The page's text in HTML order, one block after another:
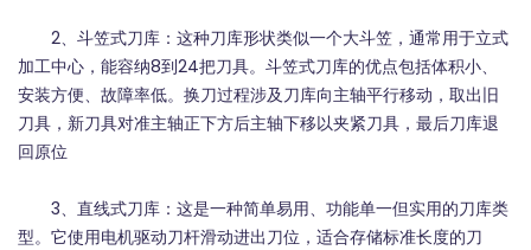
2、斗笠式刀库：这种刀库形状类似一个大斗笠，通常用于立式
加工中心，能容纳8到24把刀具。斗笠式刀库的优点包括体积小、
安装方便、故障率低。换刀过程涉及刀库向主轴平行移动，取出旧
刀具，新刀具对准主轴正下方后主轴下移以夹紧刀具，最后刀库退
回原位
3、直线式刀库：这是一种简单易用、功能单一但实用的刀库类
型。它使用电机驱动刀杆滑动进出刀位，适合存储标准长度的刀